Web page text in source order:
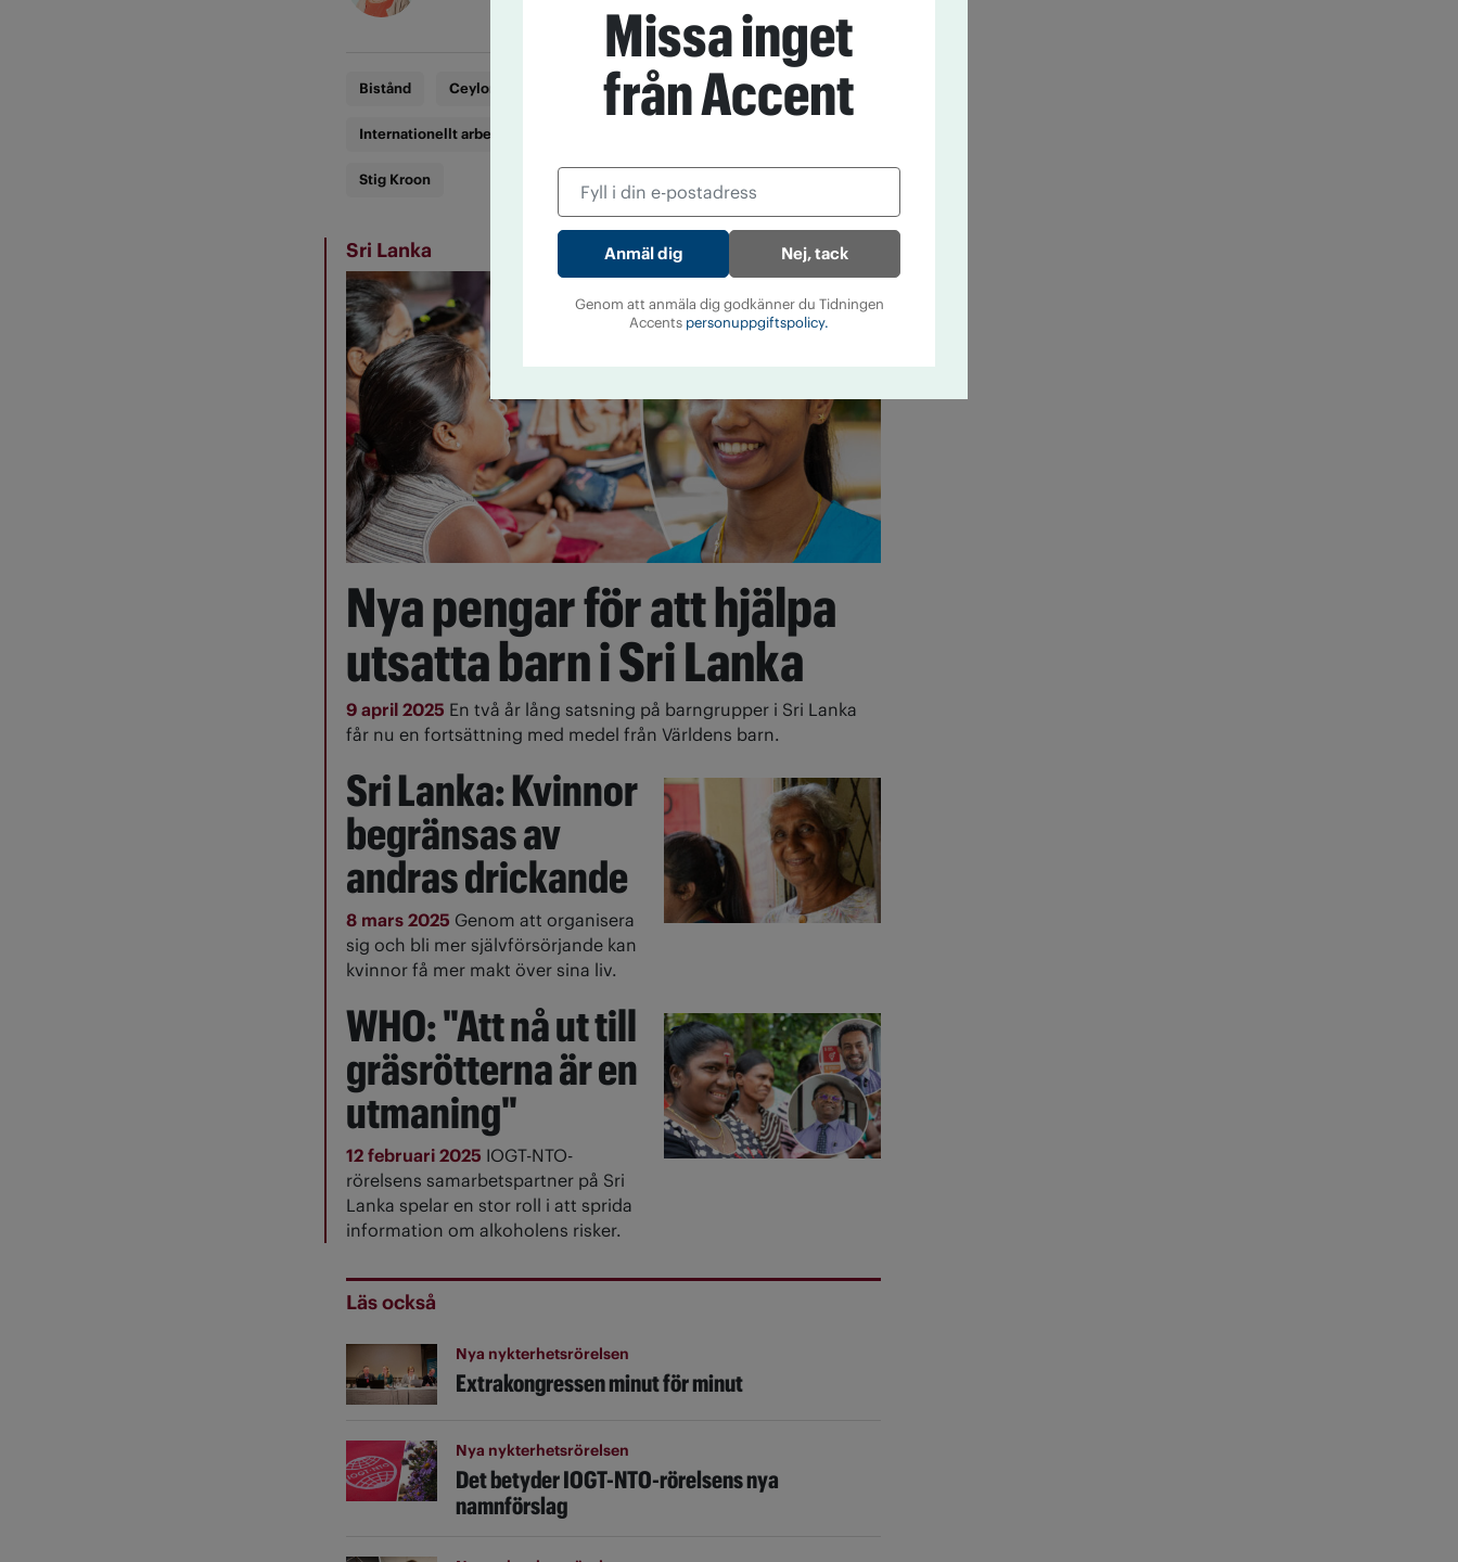
Bistånd Ceylonklubben Erik Winnfors-Wannberg Forut
Internationellt arbete
Stig Kroon
Sri Lanka
Nya pengar för att hjälpa
utsatta barn i Sri Lanka
9 april 2025 En två år lång satsning på barngrupper i Sri Lanka
får nu en fortsättning med medel från Världens barn.
Sri Lanka: Kvinnor
begränsas av
andras drickande
8 mars 2025 Genom att organisera
sig och bli mer självförsörjande kan
kvinnor få mer makt över sina liv.
WHO: "Att nå ut till
gräsrötterna är en
utmaning"
12 februari 2025 IOGT-NTO-
rörelsens samarbetspartner på Sri
Lanka spelar en stor roll i att sprida
information om alkoholens risker.
Läs också
Nya nykterhetsrörelsen
Extrakongressen minut för minut
Nya nykterhetsrörelsen
Det betyder IOGT-NTO-rörelsens nya
namnförslag
Missa inget
från Accent
Nej, tack
Genom att anmäla dig godkänner du Tidningen
Accents personuppgiftspolicy.